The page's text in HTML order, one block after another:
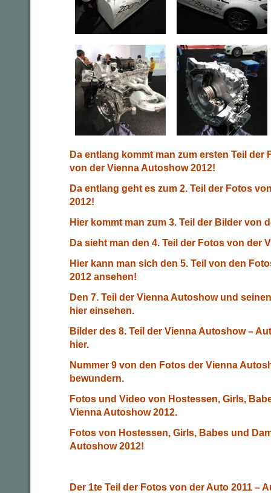
Da entlang kommt man zum ersten Teil der
von der Vienna Autoshow 2012!
Da entlang geht es zum 2. Teil der Fotos
2012!
Hier kommt man zum 3. Teil der Bilder von
Da sieht man den 4. Teil der Fotos von der
Hier kann man sich den 5. Teil von den
2012 ansehen!
Den 7. Teil der Vienna Autoshow und
hier einsehen.
Bilder des 8. Teil der Vienna Autoshow –
hier.
Nummer 9 von den Fotos der Vienna
bewundern.
Fotos und Video von Hostessen, Girls,
Vienna Autoshow 2012.
Fotos von Hostessen, Girls, Babes und
Autoshow 2012!
Der 1te Teil der Fotos von der Auto 2011 –